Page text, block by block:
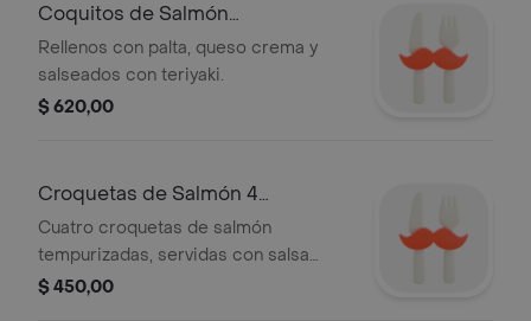
Coquitos de Salmón
Tempurizados
Rellenos con palta, queso crema y
salseados con teriyaki.
$ 620,00
Croquetas de Salmón 4
Unidades
Cuatro croquetas de salmón
tempurizadas, servidas con salsa
tártara de la casa.
$ 450,00